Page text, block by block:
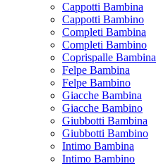
Cappotti Bambina
Cappotti Bambino
Completi Bambina
Completi Bambino
Coprispalle Bambina
Felpe Bambina
Felpe Bambino
Giacche Bambina
Giacche Bambino
Giubbotti Bambina
Giubbotti Bambino
Intimo Bambina
Intimo Bambino